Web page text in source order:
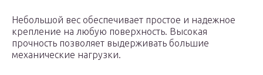
Небольшой вес обеспечивает простое и надежное
крепление на любую поверхность. Высокая
прочность позволяет выдерживать большие
механические нагрузки.